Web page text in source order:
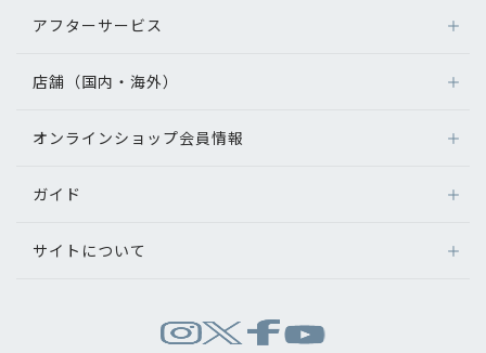
メガネ
サングラス
補聴器
グッズ・小物
アフターサービス
アフターサービス
メガネの不具合、修理について
補聴器に関するアフターサービス
店舗（国内・海外）
店舗検索
オンラインショップ会員情報
ログイン
ガイド
オンラインショップご利用ガイド
サイトについて